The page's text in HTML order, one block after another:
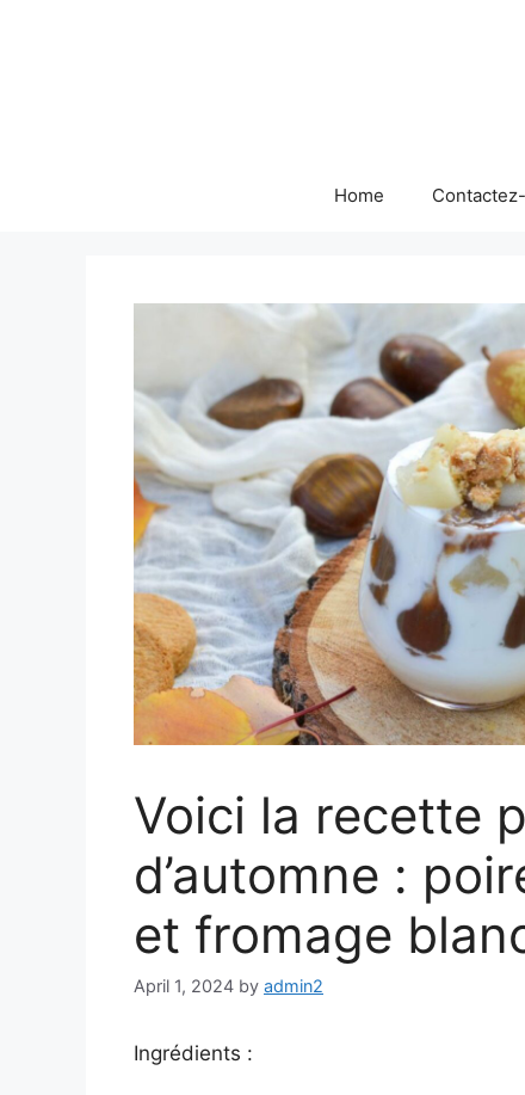
Home
Voici la recette
d’automne :
et fromage
April 1, 2024 by admin2
Ingrédients :